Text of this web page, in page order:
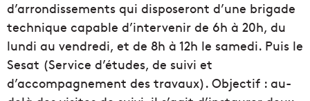
d’arrondissements qui disposeront d’une brigade
technique capable d’intervenir de 6h à 20h, du
lundi au vendredi, et de 8h à 12h le samedi. Puis le
Sesat (Service d’études, de suivi et
d’accompagnement des travaux). Objectif : au-